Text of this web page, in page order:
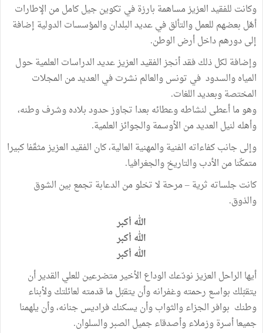
وكانت للفقيد العزيز مساهمة بارزة في تكوين جيل كامل من الإطارات
أهّل بعضهم للعمل والتألق في عديد البلدان والمؤسسات الدولية إضافة
إلى دورهم داخل أرض الوطن.
وإضافة لكل ذلك فقد أنجز الفقيد العزيز عديد الدراسات العلمية حول
المياه والسدود في تونس والعالم نشرت في العديد من المجلات
المختصة وبعديد اللغات.
وهو ما أعطى لنشاطه وعطائه بعدا تجاوز حدود بلاده وشرف وطنه،
وأهله لنيل العديد من الأوسمة والجوائز العلمية.
وإلى جانب كفاءاته الفنية والمهنية العالية، كان الفقيد العزيز مثقّفا كبيرا
متمكّنا من الأدب والتاريخ والجغرافيا.
كانت جلساته ثرية – مرحة لا تخلو من الدعابة تجمع بين الشوق
والذوق.
الله أكبر
الله أكبر
الله أكبر
أيها الراحل العزيز نودّعك الوداع الأخير متضرعين للعلي القدير أن
يتقبّلك بواسع رحمته وغفرانه وأن يتقبّل ما قدمته لعائلتك ولأبناء
وطنك بوافر الجزاء والثواب وأن يسكنك فراديس جنانه، وأن يلهمنا
جميعا أسرة وزملاء وأصدقاء جميل الصبر والسلوان.